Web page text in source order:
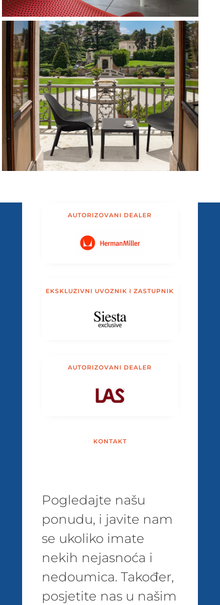
AUTORIZOVANI DEALER
EKSKLUZIVNI UVOZNIK I ZASTUPNIK
AUTORIZOVANI DEALER
KONTAKT
Pogledajte našu
ponudu, i javite nam
se ukoliko imate
nekih nejasnoća i
nedoumica. Također,
posjetite nas u našim